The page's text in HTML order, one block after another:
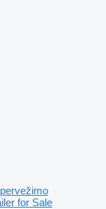
for Sale